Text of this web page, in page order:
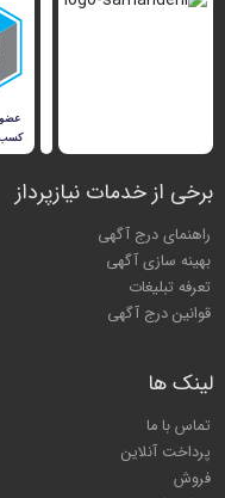
برخی از خدمات نیازپرداز
راهنمای درج آگهی
بهینه سازی آگهی
تعرفه تبلیغات
قوانین درج آگهی
لینک ها
تماس با ما
پرداخت آنلاین
فروش